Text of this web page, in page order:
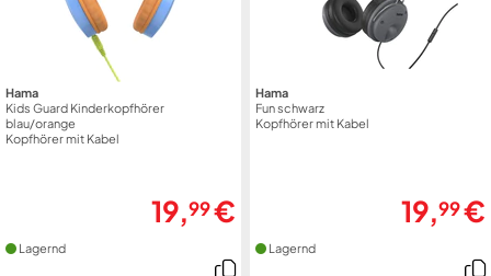
Hama
Kids Guard Kinderkopfhörer
blau/orange
Kopfhörer mit Kabel
19,99€
Lagernd
Hama
Fun schwarz
Kopfhörer mit Kabel
19,99€
Lagernd